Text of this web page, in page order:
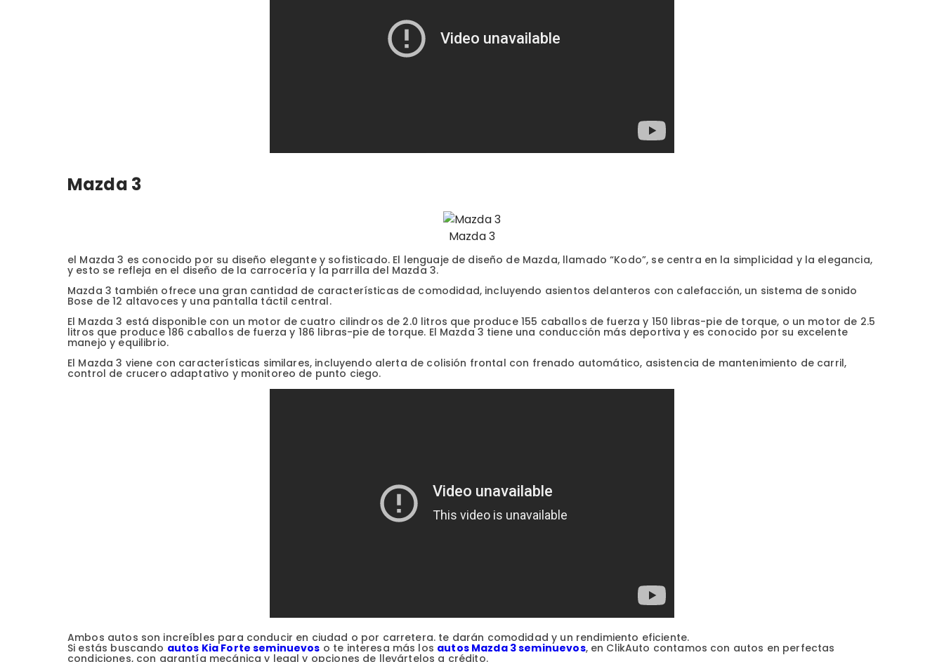
Mazda 3
Mazda 3
el Mazda 3 es conocido por su diseño elegante y sofisticado. El lenguaje de diseño de Mazda, llamado “Kodo”, se centra en la simplicidad y la elegancia,
y esto se refleja en el diseño de la carrocería y la parrilla del Mazda 3.
Mazda 3 también ofrece una gran cantidad de características de comodidad, incluyendo asientos delanteros con calefacción, un sistema de sonido
Bose de 12 altavoces y una pantalla táctil central.
El Mazda 3 está disponible con un motor de cuatro cilindros de 2.0 litros que produce 155 caballos de fuerza y 150 libras-pie de torque, o un motor de 2.5
litros que produce 186 caballos de fuerza y 186 libras-pie de torque. El Mazda 3 tiene una conducción más deportiva y es conocido por su excelente
manejo y equilibrio.
El Mazda 3 viene con características similares, incluyendo alerta de colisión frontal con frenado automático, asistencia de mantenimiento de carril,
control de crucero adaptativo y monitoreo de punto ciego.
Ambos autos son increíbles para conducir en ciudad o por carretera. te darán comodidad y un rendimiento eficiente.
Si estás buscando autos Kia Forte seminuevos o te interesa más los autos Mazda 3 seminuevos, en ClikAuto contamos con autos en perfectas
condiciones, con garantía mecánica y legal y opciones de llevártelos a crédito.